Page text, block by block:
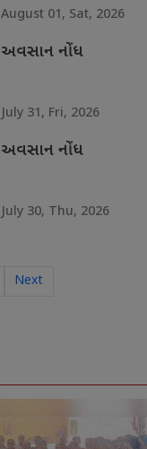
August 01, Sat, 2026
અવસાન નોંધ
July 31, Fri, 2026
અવસાન નોંધ
July 30, Thu, 2026
Next